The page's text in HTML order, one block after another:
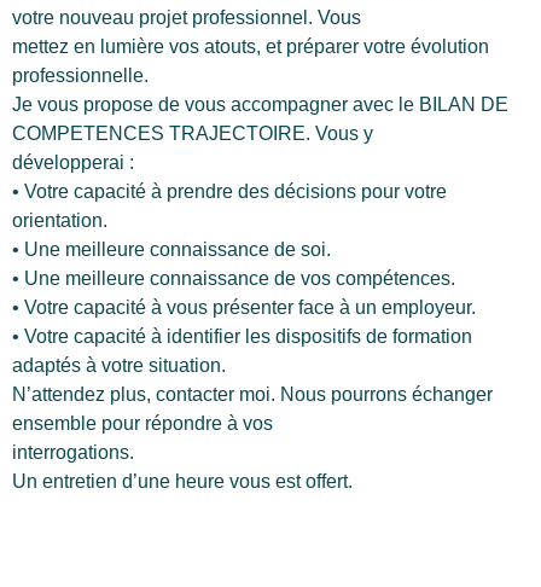
votre nouveau projet professionnel. Vous
mettez en lumière vos atouts, et préparer votre évolution
professionnelle.
Je vous propose de vous accompagner avec le BILAN DE
COMPETENCES TRAJECTOIRE. Vous y
développerai :
• Votre capacité à prendre des décisions pour votre
orientation.
• Une meilleure connaissance de soi.
• Une meilleure connaissance de vos compétences.
• Votre capacité à vous présenter face à un employeur.
• Votre capacité à identifier les dispositifs de formation
adaptés à votre situation.
N’attendez plus, contacter moi. Nous pourrons échanger
ensemble pour répondre à vos
interrogations.
Un entretien d’une heure vous est offert.